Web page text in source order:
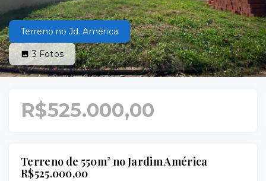
Terreno no Jd. América
3Fotos
R$525.000,00
Terreno de 550m² no Jardim América
R$525.000,00